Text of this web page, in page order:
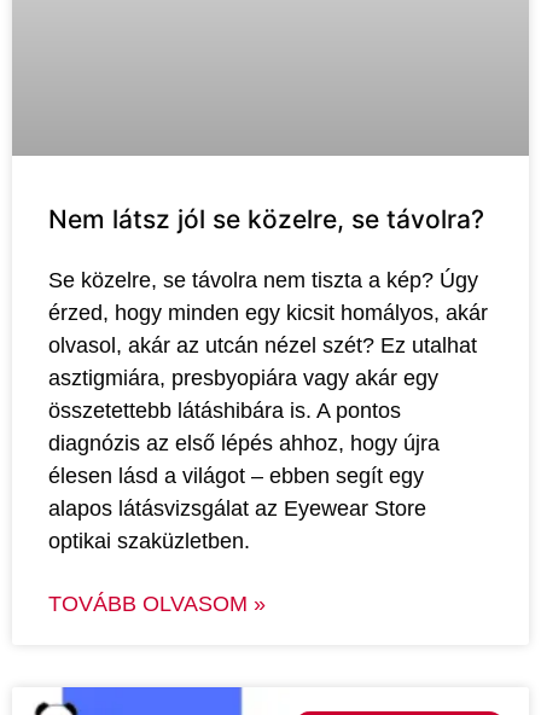
Nem látsz jól se közelre, se távolra?
Se közelre, se távolra nem tiszta a kép? Úgy
érzed, hogy minden egy kicsit homályos, akár
olvasol, akár az utcán nézel szét? Ez utalhat
asztigmiára, presbyopiára vagy akár egy
összetettebb látáshibára is. A pontos
diagnózis az első lépés ahhoz, hogy újra
élesen lásd a világot – ebben segít egy
alapos látásvizsgálat az Eyewear Store
optikai szaküzletben.
TOVÁBB OLVASOM »